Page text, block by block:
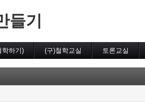
들기
학하기) (구)철학교실 토론교실